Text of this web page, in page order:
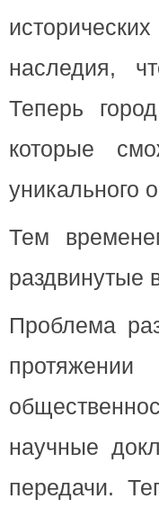
наследия,
Теперь
которые
уникального
Тем
раздвинутые
Проблема
научные
передачи.